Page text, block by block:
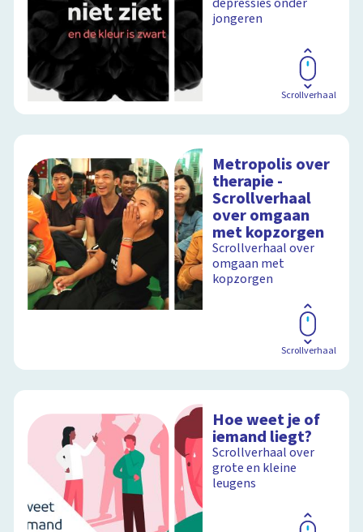
jongeren
Scrollverhaal
Metropolis over
therapie -
Scrollverhaal
over omgaan
met kopzorgen
Scrollverhaal over
omgaan met
kopzorgen
Scrollverhaal
Hoe weet je of
iemand liegt?
Scrollverhaal over
grote en kleine
leugens